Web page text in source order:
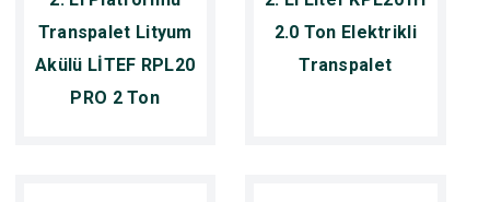
Transpalet Lityum
Akülü LİTEF RPL20
PRO 2 Ton
2.0 Ton Elektrikli
Transpalet